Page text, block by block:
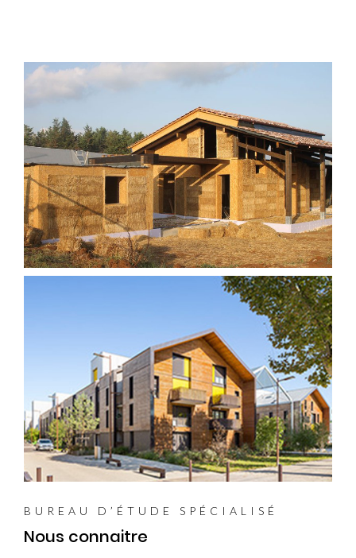
BUREAU D’ÉTUDE SPÉCIALISÉ
Nous connaitre